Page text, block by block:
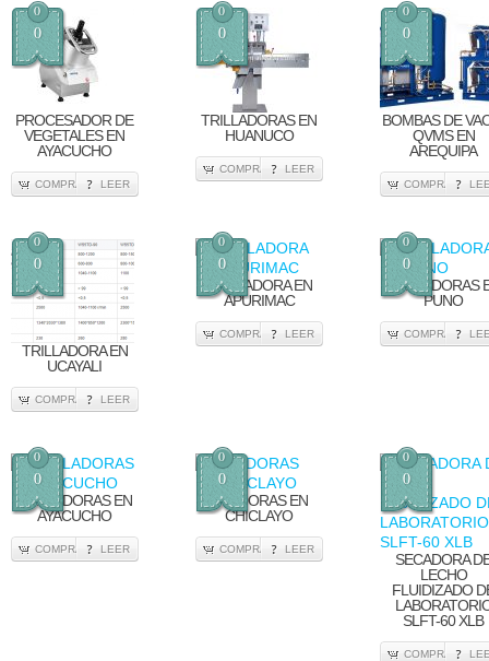
0
0
PROCESADOR DE
VEGETALES EN
AYACUCHO
COMPRA LEER
0
0
TRILLADORAS EN
HUANUCO
COMPRA LEER
0
0
BOMBAS DE
QVMS EN
AREQUIPA
COMPRA
0
0
TRILLADORA EN
UCAYALI
COMPRA LEER
0
0
TRILLADORA EN
APURIMAC
COMPRA LEER
0
0
TRILLADORAS
PUNO
COMPRA
0
0
TRILLADORAS EN
AYACUCHO
COMPRA LEER
0
0
BATIDORAS EN
CHICLAYO
COMPRA LEER
0
0
SECADORA
LECHO
FLUIDIZADO
SLFT-60 XLB
COMPRA